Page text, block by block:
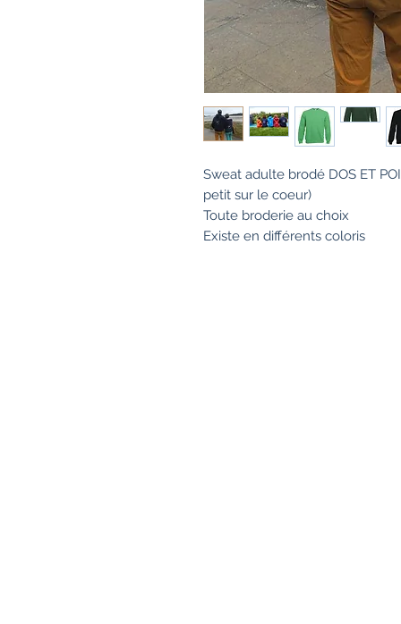
Sweat adulte brodé DOS ET
petit sur le coeur)
Toute broderie au choix
Existe en différents coloris